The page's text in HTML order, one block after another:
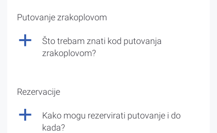
Putovanje zrakoplovom
a
Što trebam znati kod putovanja
zrakoplovom?
Rezervacije
a
Kako mogu rezervirati putovanje i do
kada?